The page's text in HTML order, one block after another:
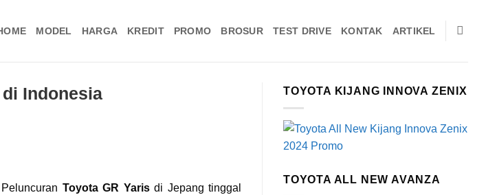
MODEL HARGA KREDIT PROMO BROSUR TEST DRIVE KONTAK ARTIKEL
Indonesia
Toyota GR Yarisdi Jepang tinggal
TOYOTA KIJANG INNOVA ZENIX
TOYOTA ALL NEW AVANZA